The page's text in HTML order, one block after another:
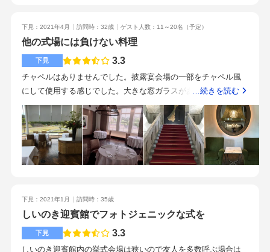
はプランナーさんに指示されたことを着実にやれば問題ありま
せん。どんなに周到に用意しても当日はバタバタなので慌てな
いことが大切です。
したらや早めの回答が必要ですのような急かす態度が全くなか
った。また、2次会開催を式2ヶ月前に打診したが親身になって
対応していただいた。プロポーズ時の対応をしていただいた支
配人にもお世話になったレストランウェディングということで
会食の食事は抜群に美味しかった。また、同会場1階のカフェス
ペースにて2次会を行うことができた。料理をメインとするなら
間違いなくここ。50人程度であれば友人参列も可能。
方がいても便利だと思います。アットホームな式にしたい方に
はぴったりだと思います。料理もゲストの方に喜んでもらえる
こと間違いなしです。
下見：2021年4月 訪問時：32歳 ゲスト人数：11～20名 （予定）
他の式場には負けない料理
下見 3.3
チャペルはありませんでした。披露宴会場の一部をチャペル風
にして使用する感じでした。大きな窓ガラスがあるので、日の
光はたくさん入り込み明るいです。チャペルがないので、挙式
をメインにしている方には合わないかもしれないです。レスト
ランを貸し切りにして、披露宴会場としていました。シャンデ
リアもあり、とても落ち着いた雰囲気です。20〜30名くらいの
少人数だとゆったり使用できそうでした。予算内におさまるよ
わった食材を使用した料理で、とても美味しかったです。年配
の方にも食べやすく、楽しんでいただけそうなお料理でした。
街中にあり、最寄りの駅からはたくさんバスが出ています。有
料の駐車場もついていますので、車で行くことも可能です。館
…続きを読む
下見：2021年1月 訪問時：35歳
しいのき迎賓館でフォトジェニックな式を
下見 3.3
しいのき迎賓館内の挙式会場は狭いので友人を多数呼ぶ場合は